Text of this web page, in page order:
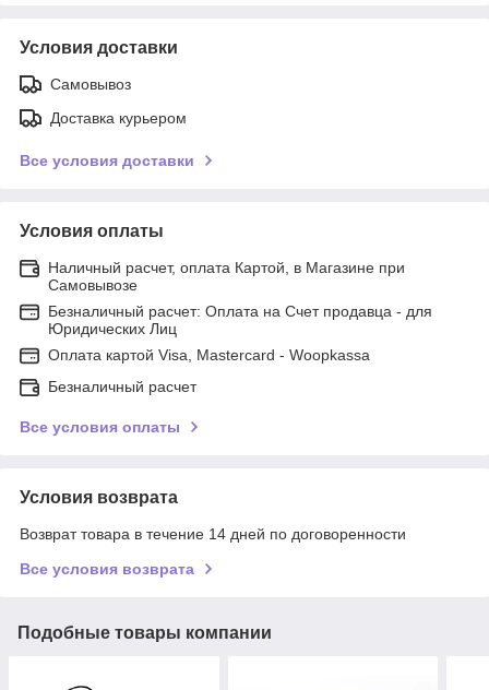
Условия доставки
Самовывоз
Доставка курьером
Все условия доставки
Условия оплаты
Наличный расчет, оплата Картой, в Магазине при
Самовывозе
Безналичный расчет: Оплата на Счет продавца - для
Юридических Лиц
Оплата картой Visa, Mastercard - Woopkassa
Безналичный расчет
Все условия оплаты
Условия возврата
Возврат товара в течение 14 дней по договоренности
Все условия возврата
Подобные товары компании